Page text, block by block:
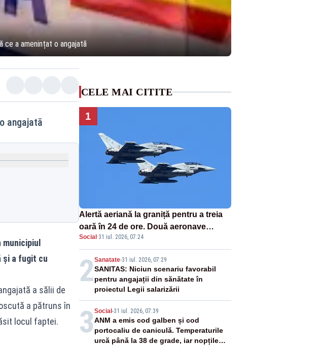
ce a amenințat o angajată
angajată
și a fugit cu
a sălii de
a pătruns în
locul faptei.
CELE MAI CITITE
1
Alertă aeriană la graniță pentru a treia
oară în 24 de ore. Două aeronave
Eurofighter britanice au fost ridicate de
la sol
Social ·31 iul. 2026, 07:24
2Sanatate-31 iul. 2026, 07:29
SANITAS: Niciun scenariu favorabil
pentru angajații din sănătate în
proiectul Legii salarizării
3 Social -31 iul. 2026, 07:39
ANM a emis cod galben și cod
portocaliu de caniculă. Temperaturile
urcă până la 38 de grade, iar nopțile